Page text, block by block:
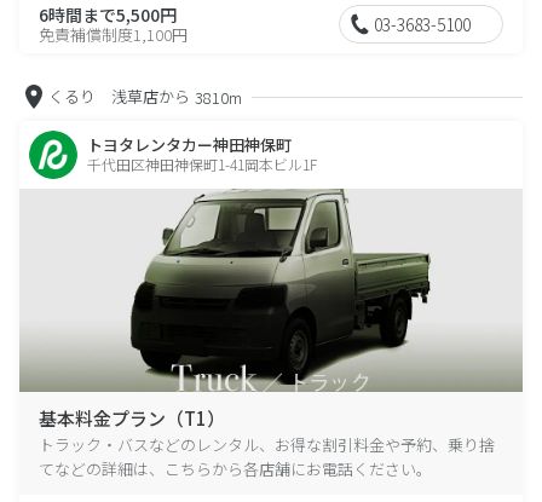
6時間まで5,500円
免責補償制度1,100円 03-3683-5100
くるり 浅草店から 3810m
トヨタレンタカー神田神保町
千代田区神田神保町1-41岡本ビル1F
基本料金プラン（T1）
トラック・バスなどのレンタル、お得な割引料金や予約、乗り捨
てなどの詳細は、こちらから各店舗にお電話ください。